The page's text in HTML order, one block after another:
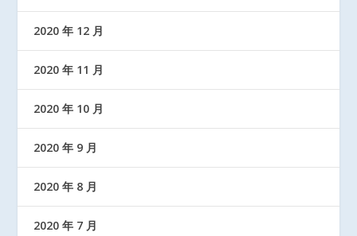
2020 年 12 月
2020 年 11 月
2020 年 10 月
2020 年 9 月
2020 年 8 月
2020 年 7 月